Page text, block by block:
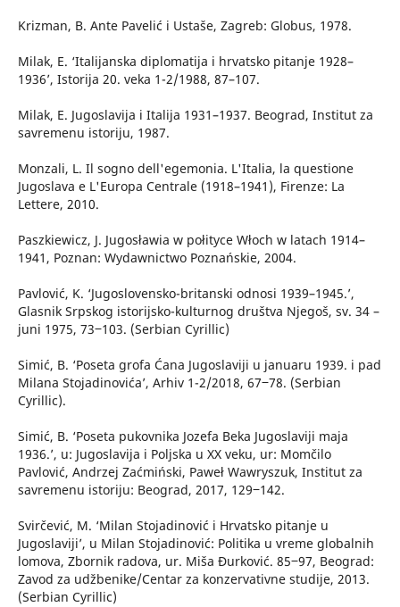
Krizman, B. Ante Pavelić i Ustaše, Zagreb: Globus, 1978.
Milak, E. ‘Italijanska diplomatija i hrvatsko pitanje 1928–
1936’, Istorija 20. veka 1-2/1988, 87–107.
Milak, E. Jugoslavija i Italija 1931–1937. Beograd, Institut za
savremenu istoriju, 1987.
Monzali, L. Il sogno dell'egemonia. L'Italia, la questione
Jugoslava e L'Europa Centrale (1918–1941), Firenze: La
Lettere, 2010.
Paszkiewicz, J. Jugosławia w połityce Włoch w latach 1914–
1941, Poznan: Wydawnictwo Poznańskie, 2004.
Pavlović, K. ‘Jugoslovensko-britanski odnosi 1939–1945.’,
Glasnik Srpskog istorijsko-kulturnog društva Njegoš, sv. 34 –
juni 1975, 73‒103. (Serbian Cyrillic)
Simić, B. ‘Poseta grofa Ćana Jugoslaviji u januaru 1939. i pad
Milana Stojadinovića’, Arhiv 1-2/2018, 67‒78. (Serbian
Cyrillic).
Simić, B. ‘Poseta pukovnika Jozefa Beka Jugoslaviji maja
1936.’, u: Jugoslavija i Poljska u XX veku, ur: Momčilo
Pavlović, Andrzej Zaćmiński, Paweł Wawryszuk, Institut za
savremenu istoriju: Beograd, 2017, 129‒142.
Svirčević, M. ‘Milan Stojadinović i Hrvatsko pitanje u
Jugoslaviji’, u Milan Stojadinović: Politika u vreme globalnih
lomova, Zbornik radova, ur. Miša Đurković. 85‒97, Beograd:
Zavod za udžbenike/Centar za konzervativne studije, 2013.
(Serbian Cyrillic)